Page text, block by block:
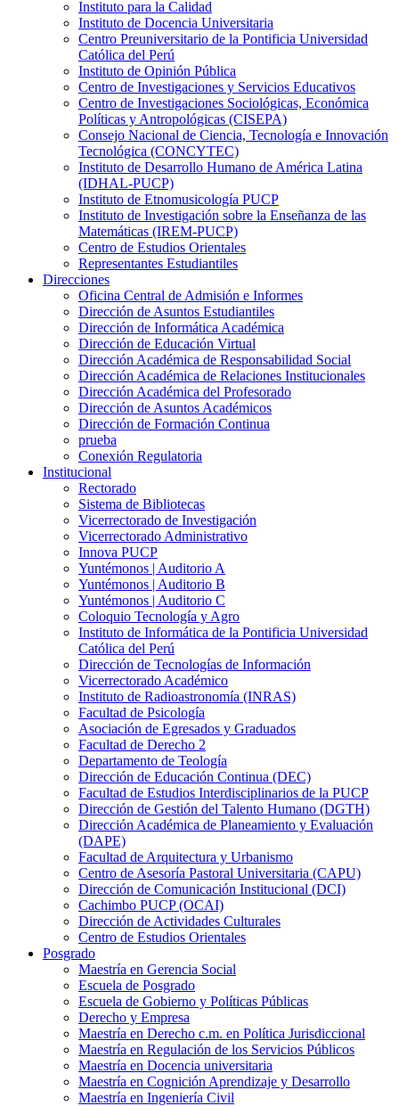
Instituto para la Calidad
Instituto de Docencia Universitaria
Centro Preuniversitario de la Pontificia Universidad
Católica del Perú
Instituto de Opinión Pública
Centro de Investigaciones y Servicios Educativos
Centro de Investigaciones Sociológicas, Económica
Políticas y Antropológicas (CISEPA)
Consejo Nacional de Ciencia, Tecnología e Innovación
Tecnológica (CONCYTEC)
Instituto de Desarrollo Humano de América Latina
(IDHAL-PUCP)
Instituto de Etnomusicología PUCP
Instituto de Investigación sobre la Enseñanza de las
Matemáticas (IREM-PUCP)
Centro de Estudios Orientales
Representantes Estudiantiles
Direcciones
Oficina Central de Admisión e Informes
Dirección de Asuntos Estudiantiles
Dirección de Informática Académica
Dirección de Educación Virtual
Dirección Académica de Responsabilidad Social
Dirección Académica de Relaciones Institucionales
Dirección Académica del Profesorado
Dirección de Asuntos Académicos
Dirección de Formación Continua
prueba
Conexión Regulatoria
Institucional
Rectorado
Sistema de Bibliotecas
Vicerrectorado de Investigación
Vicerrectorado Administrativo
Innova PUCP
Yuntémonos | Auditorio A
Yuntémonos | Auditorio B
Yuntémonos | Auditorio C
Coloquio Tecnología y Agro
Instituto de Informática de la Pontificia Universidad
Católica del Perú
Dirección de Tecnologías de Información
Vicerrectorado Académico
Instituto de Radioastronomía (INRAS)
Facultad de Psicología
Asociación de Egresados y Graduados
Facultad de Derecho 2
Departamento de Teología
Dirección de Educación Continua (DEC)
Facultad de Estudios Interdisciplinarios de la PUCP
Dirección de Gestión del Talento Humano (DGTH)
Dirección Académica de Planeamiento y Evaluación
(DAPE)
Facultad de Arquitectura y Urbanismo
Centro de Asesoría Pastoral Universitaria (CAPU)
Dirección de Comunicación Institucional (DCI)
Cachimbo PUCP (OCAI)
Dirección de Actividades Culturales
Centro de Estudios Orientales
Posgrado
Maestría en Gerencia Social
Escuela de Posgrado
Escuela de Gobierno y Políticas Públicas
Derecho y Empresa
Maestría en Derecho c.m. en Política Jurisdiccional
Maestría en Regulación de los Servicios Públicos
Maestría en Docencia universitaria
Maestría en Cognición Aprendizaje y Desarrollo
Maestría en Ingeniería Civil